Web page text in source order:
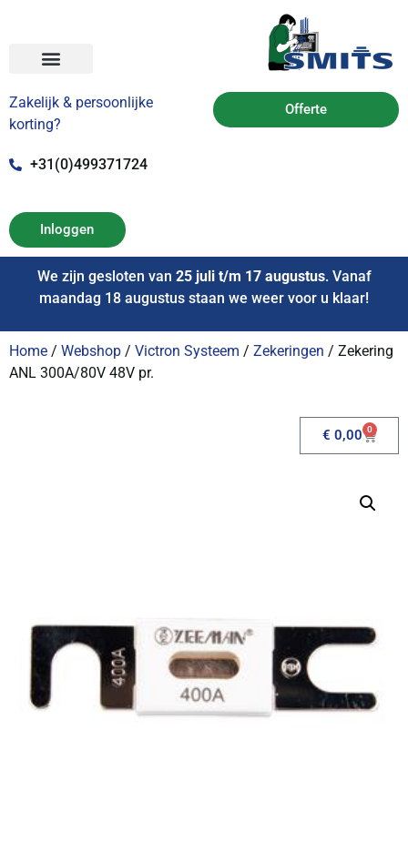
Zakelijk & persoonlijke
korting?
+31(0)499371724
Offerte
Inloggen
We zijn gesloten van 25 juli t/m 17 augustus. Vanaf
maandag 18 augustus staan we weer voor u klaar!
Home / Webshop / Victron Systeem / Zekeringen / Zekering
ANL 300A/80V 48V pr.
€ 0,00 0